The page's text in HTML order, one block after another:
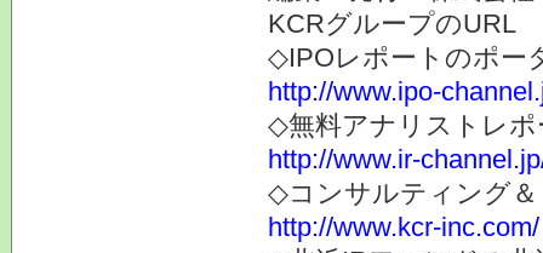
KCRグループのURL
◇IPOレポートのポー
http://www.ipo-
◇無料アナリストレ
http://www.ir-
◇コンサルティング＆
http://www.kcr-inc.com/